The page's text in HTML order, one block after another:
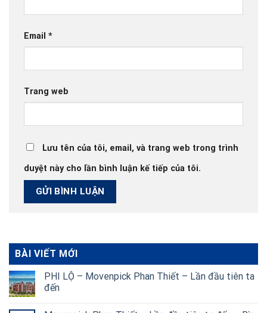
Email *
Trang web
Lưu tên của tôi, email, và trang web trong trình
duyệt này cho lần bình luận kế tiếp của tôi.
BÀI VIẾT MỚI
PHI LỘ – Movenpick Phan Thiết – Lần đầu tiên ta
đến